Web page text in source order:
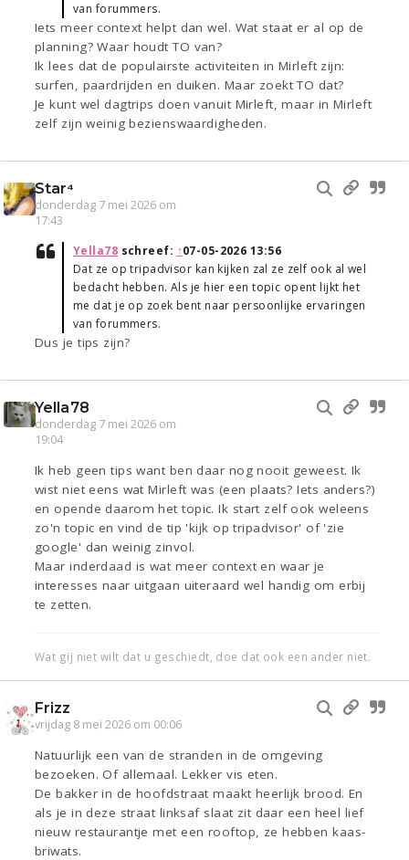
van forummers.
Iets meer context helpt dan wel. Wat staat er al op de
planning? Waar houdt TO van?
Ik lees dat de populairste activiteiten in Mirleft zijn:
surfen, paardrijden en duiken. Maar zoekt TO dat?
Je kunt wel dagtrips doen vanuit Mirleft, maar in Mirleft
zelf zijn weinig bezienswaardigheden.
Star⁴
donderdag 7 mei 2026 om
17:43
Yella78 schreef: ↑07-05-2026 13:56
Dat ze op tripadvisor kan kijken zal ze zelf ook al wel
bedacht hebben. Als je hier een topic opent lijkt het
me dat je op zoek bent naar persoonlijke ervaringen
van forummers.
Dus je tips zijn?
Yella78
donderdag 7 mei 2026 om
19:04
Ik heb geen tips want ben daar nog nooit geweest. Ik
wist niet eens wat Mirleft was (een plaats? Iets anders?)
en opende daarom het topic. Ik start zelf ook weleens
zo'n topic en vind de tip 'kijk op tripadvisor' of 'zie
google' dan weinig zinvol.
Maar inderdaad is wat meer context en waar je
interesses naar uitgaan uiteraard wel handig om erbij
te zetten.
Wat gij niet wilt dat u geschiedt, doe dat ook een ander niet.
Frizz
vrijdag 8 mei 2026 om 00:06
Natuurlijk een van de stranden in de omgeving
bezoeken. Of allemaal. Lekker vis eten.
De bakker in de hoofdstraat maakt heerlijk brood. En
als je in deze straat linksaf slaat zit daar een heel lief
nieuw restaurantje met een rooftop, ze hebben kaas-
briwats.